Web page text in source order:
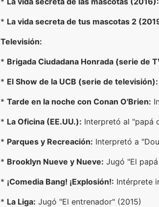
* La vida secreta de tus mascotas 2
Televisión:
* Brigada Ciudadana Honrada (serie de
* El Show de la UCB (serie de televisión):
* Tarde en la noche con Conan O'Brien:
* La Oficina (EE.UU.): Interpretó al "papá
* Parques y Recreación: Interpretó a
* Brooklyn Nueve y Nueve: Jugó "El
* ¡Comedia Bang! ¡Explosión!: Intérprete
* La Liga: Jugó "El entrenador" (2015)